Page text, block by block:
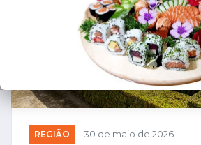
REGIÃO 30 de maio de 2026